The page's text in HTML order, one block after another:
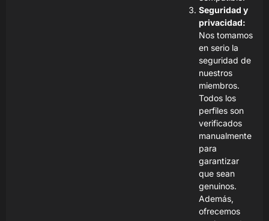
Seguridad y
privacidad:
Nos tomamos
en serio la
seguridad de
nuestros
miembros.
Todos los
perfiles son
verificados
manualmente
para
garantizar
que sean
genuinos.
Además,
ofrecemos